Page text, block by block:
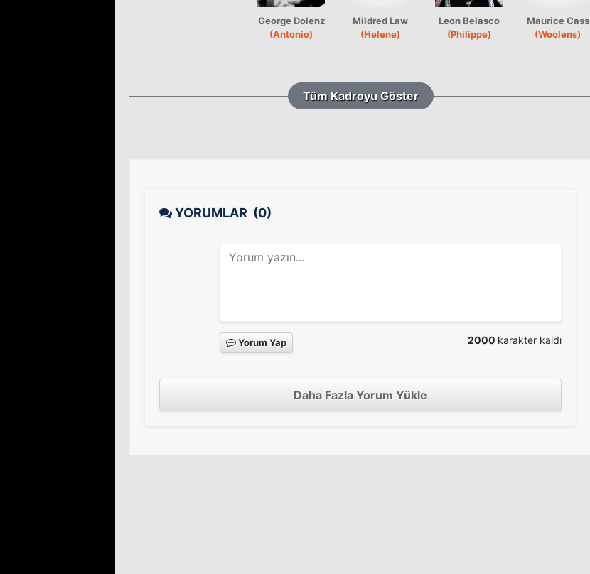
George Dolenz
(Antonio)
Mildred Law
(Helene)
Leon Belasco
(Philippe)
Maurice Cass
(Woolens)
Tüm Kadroyu Göster
YORUMLAR (0)
Yorum Yap 2000 karakter kaldı
Daha Fazla Yorum Yükle